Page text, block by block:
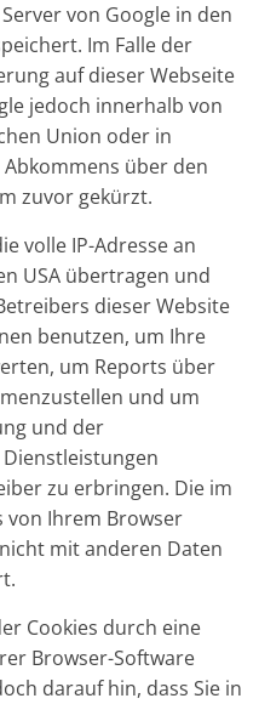
von Google in den
Im Falle der
auf dieser Webseite
jedoch innerhalb von
Union oder in
über den
zuvor gekürzt.
volle IP-Adresse an
USA übertragen und
dieser Website
benutzen, um Ihre
um Reports über
und um
und der
zu erbringen. Die im
von Ihrem Browser
mit anderen Daten
Cookies durch eine
Browser-Software
darauf hin, dass Sie in